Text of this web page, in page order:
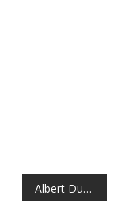
Albert Dumont: Në malet shqiptare, duke kërkuar zakonet homerike